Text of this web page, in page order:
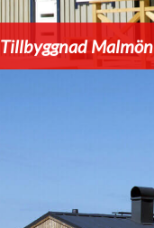
Tillbyggnad Malmön